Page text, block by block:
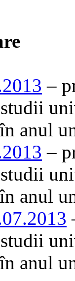
–
anul
–
anul
anul